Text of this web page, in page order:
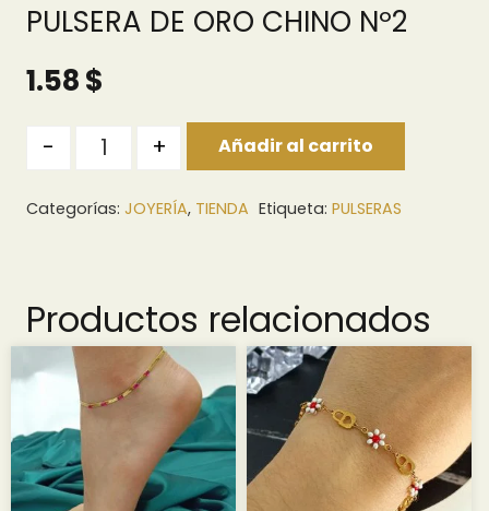
PULSERA DE ORO CHINO Nº2
1.58$
- + Añadir al carrito
Categorías: JOYERÍA, TIENDA Etiqueta: PULSERAS
Productos relacionados